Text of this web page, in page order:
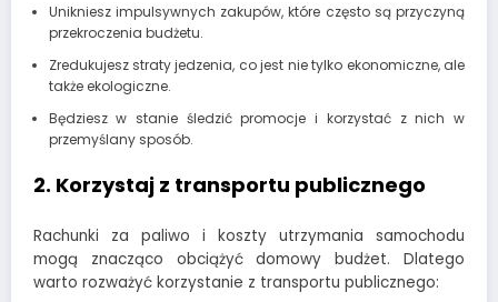
Unikniesz impulsywnych zakupów, które często są przyczyną
przekroczenia budżetu.
Zredukujesz straty jedzenia, co jest nie tylko ekonomiczne, ale
także ekologiczne.
Będziesz w stanie śledzić promocje i korzystać z nich w
przemyślany sposób.
2. Korzystaj z transportu publicznego
Rachunki za paliwo i koszty utrzymania samochodu
mogą znacząco obciążyć domowy budżet. Dlatego
warto rozważyć korzystanie z transportu publicznego: